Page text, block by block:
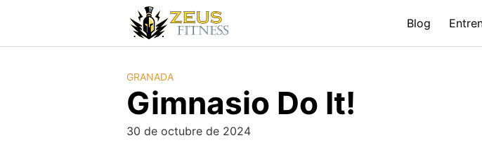
Blog
GRANADA
Gimnasio Do It!
30 de octubre de 2024